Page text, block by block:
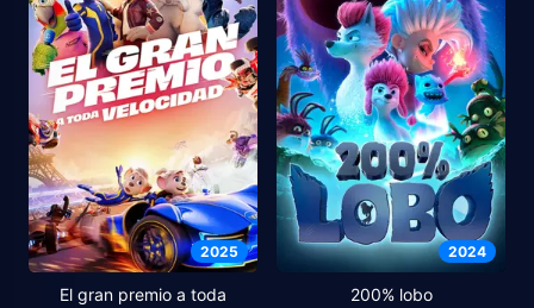
2025
El gran premio a toda
2024
200% lobo